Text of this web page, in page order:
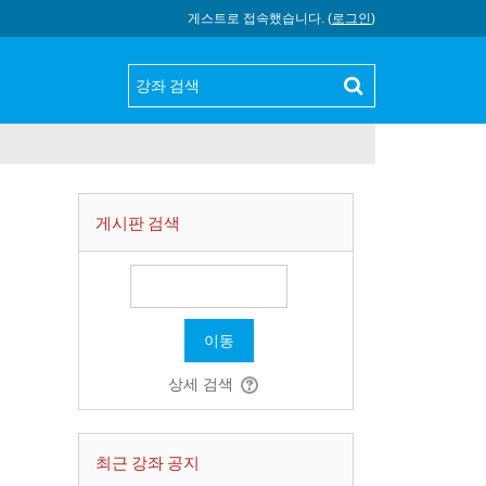
게스트로 접속했습니다. (로그인)
게시판 검색
이동
상세 검색
최근 강좌 공지